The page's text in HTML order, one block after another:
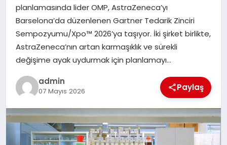
EĞITIM
planlamasında lider OMP, AstraZeneca’yı
Barselona’da düzenlenen Gartner Tedarik Zinciri
Sempozyumu/Xpo™ 2026’ya taşıyor. İki şirket birlikte,
AstraZeneca’nın artan karmaşıklık ve sürekli
değişime ayak uydurmak için planlamayı…
admin
07 Mayıs 2026 Paylaş